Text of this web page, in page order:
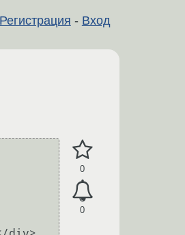
Регистрация - Вход
0
0